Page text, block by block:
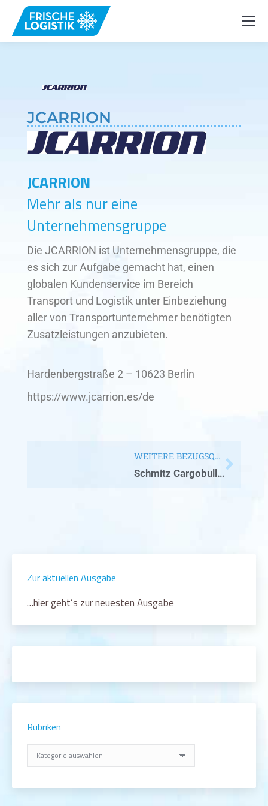
JCARRION
JCARRION
Mehr als nur eine
Unternehmensgruppe
Die JCARRION ist Unternehmensgruppe, die
es sich zur Aufgabe gemacht hat, einen
globalen Kundenservice im Bereich
Transport und Logistik unter Einbeziehung
aller von Transportunternehmer benötigten
Zusatzleistungen anzubieten.
Hardenbergstraße 2 – 10623 Berlin
https://www.jcarrion.es/de
WEITERE BEZUGSQUELLE
Schmitz Cargobull AG
Zur aktuellen Ausgabe
…hier geht’s zur neuesten Ausgabe
Rubriken